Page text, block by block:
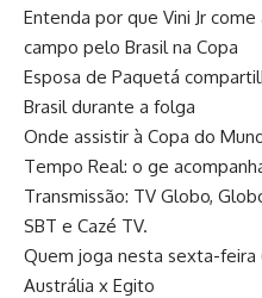
Entenda por que Vini Jr
campo pelo Brasil na Copa
Esposa de Paquetá
Brasil durante a folga
Onde assistir à Copa do
Tempo Real: o ge
Transmissão: TV Globo,
SBT e Cazé TV.
Quem joga nesta sexta-feira
Austrália x Egito